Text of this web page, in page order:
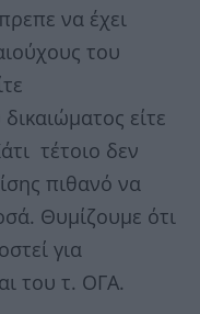
να έχει
του
είτε
τέτοιο δεν
πιθανό να
Θυμίζουμε ότι
για
του τ. ΟΓΑ.